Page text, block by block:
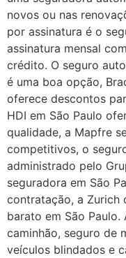
novos ou nas
por assinatura é o
assinatura mensal
crédito. O seguro
é uma boa opção,
oferece descontos
HDI em São Paulo
qualidade, a Mapfre
competitivos, o
administrado pelo
seguradora em São
contratação, a Zurich
barato em São
caminhão, seguro de
veículos blindados e